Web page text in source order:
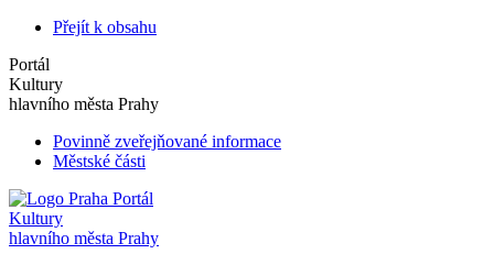
Přejít k obsahu
Portál
Kultury
hlavního města Prahy
Povinně zveřejňované informace
Městské části
Portál
Kultury
hlavního města Prahy